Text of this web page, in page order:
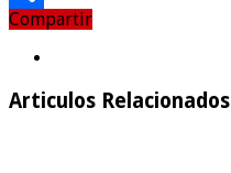
Compartir
Compartir
Articulos Relacionados